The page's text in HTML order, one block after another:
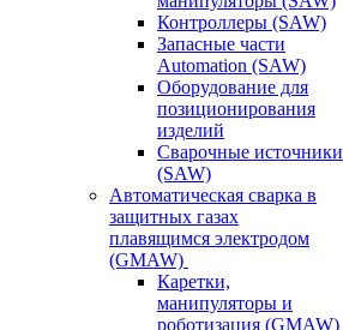
Контроллеры (SAW)
Запасные части
Automation (SAW)
Оборудование для
позиционирования
изделий
Сварочные источники
(SAW)
Автоматическая сварка в
защитных газах
плавящимся электродом
(GMAW)
Каретки,
манипуляторы и
роботизация (GMAW)